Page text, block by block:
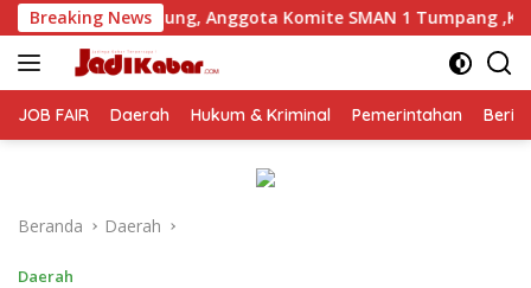
Langsung
ke
konten
Breaking News
Komite SMAN 1 Tumpang ,Ketua DPD IWOI Buka suara
JOB FAIR Daerah Hukum & Kriminal Pemerintahan
Beranda Daerah
Daerah